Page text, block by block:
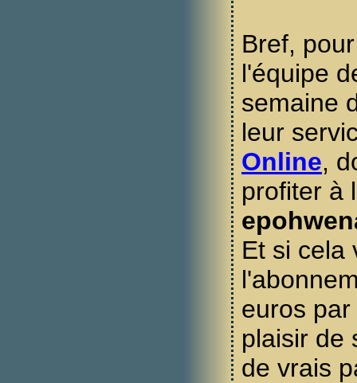
Bref,
l'équipe
semaine
leur
Online,
profiter à
Et si cela
euros
plaisir de
de vrais